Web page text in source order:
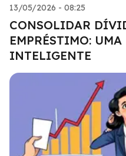
13/05/2026 - 08:25
CONSOLIDAR
EMPRÉSTIMO:
INTELIGENTE